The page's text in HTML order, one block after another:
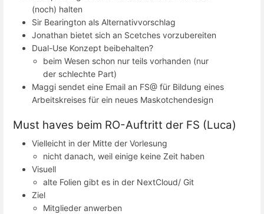
(noch) halten
Sir Bearington als Alternativvorschlag
Jonathan bietet sich an Scetches vorzubereiten
Dual-Use Konzept beibehalten?
beim Wesen schon nur teils vorhanden (nur
der schlechte Part)
Maggi sendet eine Email an FS@ für Bildung eines
Arbeitskreises für ein neues Maskotchendesign
Must haves beim RO-Auftritt der FS (Luca)
Vielleicht in der Mitte der Vorlesung
nicht danach, weil einige keine Zeit haben
Visuell
alte Folien gibt es in der NextCloud/ Git
Ziel
Mitglieder anwerben